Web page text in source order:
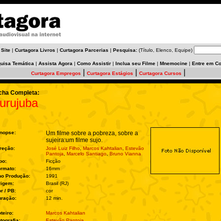
Site | Curtagora Livros | Curtagora Parcerias | Pesquisa: (Título, Elenco, Equipe)
Temática | Assista Agora | Como Assistir | Inclua seu Filme | Mnemocine | Entre em
Curtagora Empregos
Curtagora Estágios Curtagora Cursos
Completa:
Um filme sobre a pobreza, sobre a
sujeira:um filme sujo.
José Luiz Filho Marcos Kahtalian
Estevão
Pantoja
Marcelo Santiago Bruno Vianna
Ficção
16mm
Produção:
1991
Brasil (RJ)
/ PB:
cor
12 min.
Marcos Kahtalian